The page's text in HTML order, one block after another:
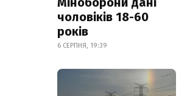
чоловіків 18-60
років
6 СЕРПНЯ, 19:39